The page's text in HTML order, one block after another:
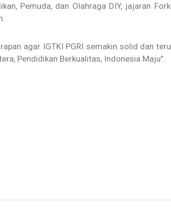
Pemuda, dan Olahraga DIY, jajaran
agar IGTKI PGRI semakin solid dan
Pendidikan Berkualitas, Indonesia Maju”.